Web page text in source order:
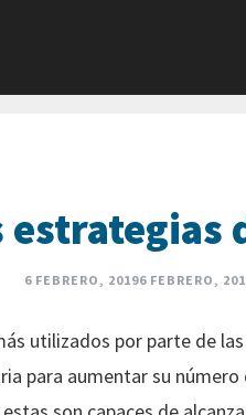
estrategias
6 FEBRERO, 20196 FEBRERO,
utilizados por parte de
para aumentar su